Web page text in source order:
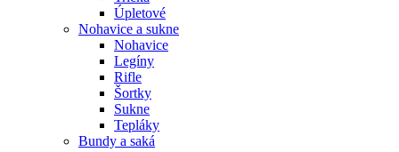
Úpletové
Nohavice a sukne
Nohavice
Legíny
Rifle
Šortky
Sukne
Tepláky
Bundy a saká